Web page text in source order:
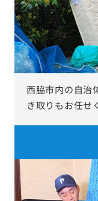
西脇市内の自治
き取りもお任せ